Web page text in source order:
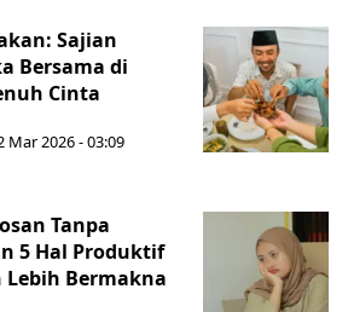
Sajian
Bersama di
Cinta
Mar 2026 - 03:09
Tanpa
5 Hal Produktif
Bermakna